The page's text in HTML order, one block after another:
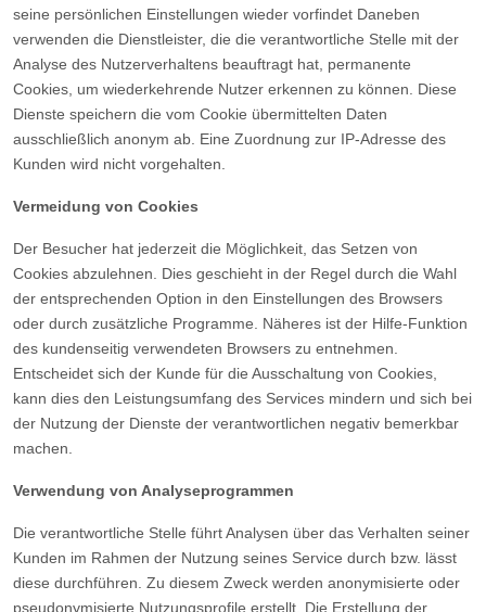
seine persönlichen Einstellungen wieder vorfindet Daneben
verwenden die Dienstleister, die die verantwortliche Stelle mit der
Analyse des Nutzerverhaltens beauftragt hat, permanente
Cookies, um wiederkehrende Nutzer erkennen zu können. Diese
Dienste speichern die vom Cookie übermittelten Daten
ausschließlich anonym ab. Eine Zuordnung zur IP-Adresse des
Kunden wird nicht vorgehalten.
Vermeidung von Cookies
Der Besucher hat jederzeit die Möglichkeit, das Setzen von
Cookies abzulehnen. Dies geschieht in der Regel durch die Wahl
der entsprechenden Option in den Einstellungen des Browsers
oder durch zusätzliche Programme. Näheres ist der Hilfe-Funktion
des kundenseitig verwendeten Browsers zu entnehmen.
Entscheidet sich der Kunde für die Ausschaltung von Cookies,
kann dies den Leistungsumfang des Services mindern und sich bei
der Nutzung der Dienste der verantwortlichen negativ bemerkbar
machen.
Verwendung von Analyseprogrammen
Die verantwortliche Stelle führt Analysen über das Verhalten seiner
Kunden im Rahmen der Nutzung seines Service durch bzw. lässt
diese durchführen. Zu diesem Zweck werden anonymisierte oder
pseudonymisierte Nutzungsprofile erstellt. Die Erstellung der